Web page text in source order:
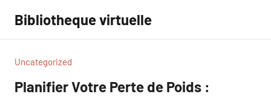
contenu
Bibliotheque virtuelle
Uncategorized
Planifier Votre Perte de Poids :